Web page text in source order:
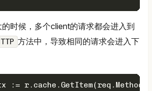
时候，多个client的请求都会进入到
方法中，导致相同的请求会进入下
:=